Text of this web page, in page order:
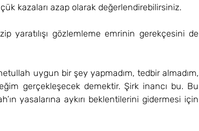
kazaları azap olarak değerlendirebilirsiniz.
yaratılışı gözlemleme emrinin gerekçesini de
uygun bir şey yapmadım, tedbir almadım,
gerçekleşecek demektir. Şirk inancı bu. Bu
yasalarına aykırı beklentilerini gidermesi için